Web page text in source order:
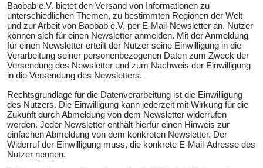
Baobab e.V. bietet den Versand von Informationen zu
unterschiedlichen Themen, zu bestimmten Regionen der Welt
und zur Arbeit von Baobab e.V. per E-Mail-Newsletter an. Nutzer
können sich für einen Newsletter anmelden. Mit der Anmeldung
für einen Newsletter erteilt der Nutzer seine Einwilligung in die
Verarbeitung seiner personenbezogenen Daten zum Zweck der
Versendung des Newsletter und zum Nachweis der Einwilligung
in die Versendung des Newsletters.
Rechtsgrundlage für die Datenverarbeitung ist die Einwilligung
des Nutzers. Die Einwilligung kann jederzeit mit Wirkung für die
Zukunft durch Abmeldung von dem Newsletter widerrufen
werden. Jeder Newsletter enthält hierfür einen Hinweis zur
einfachen Abmeldung von dem konkreten Newsletter. Der
Widerruf der Einwilligung muss, die konkrete E-Mail-Adresse des
Nutzer nennen.